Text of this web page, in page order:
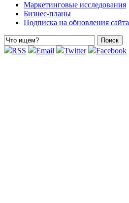
Маркетинговые исследования
Бизнес-планы
Подписка на обновления сайта
RSS Email Twitter Facebook